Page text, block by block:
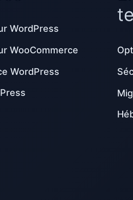
WordPress
WooCommerce
WordPress